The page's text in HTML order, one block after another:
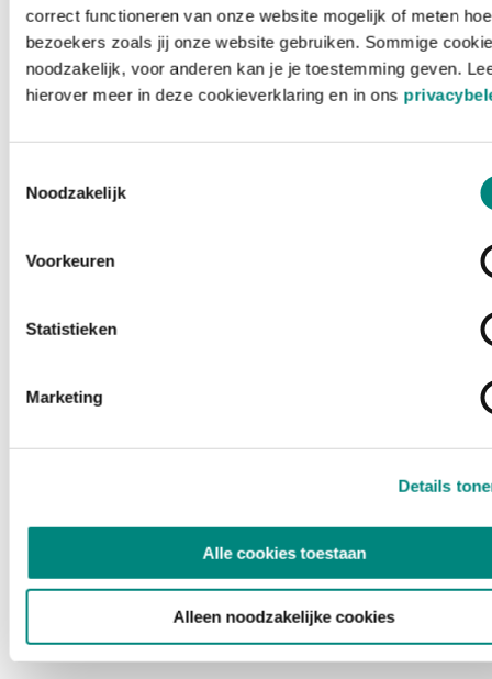
correct functioneren van onze website mogelijk of meten hoe
bezoekers zoals jij onze website gebruiken. Sommige
noodzakelijk, voor anderen kan je je toestemming geven.
hierover meer in deze cookieverklaring en in ons
Noodzakelijk
Voorkeuren
Statistieken
Marketing
Details
Alle cookies toestaan
Alleen noodzakelijke cookies